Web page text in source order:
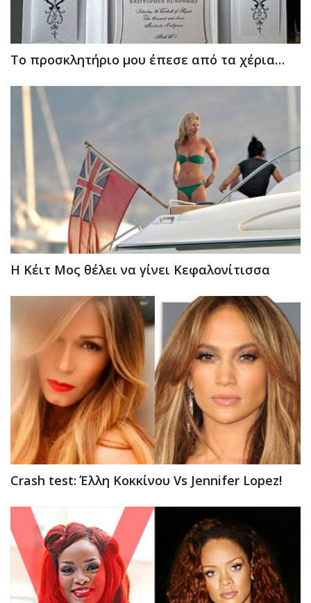
To προσκλητήριο μου έπεσε από τα χέρια…
H Κέιτ Μος θέλει να γίνει Κεφαλονίτισσα
Crash test: Έλλη Κοκκίνου Vs Jennifer Lopez!